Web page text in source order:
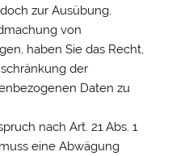
zur Ausübung,
von
haben Sie das Recht,
der
Daten zu
nach Art. 21 Abs. 1
eine Abwägung